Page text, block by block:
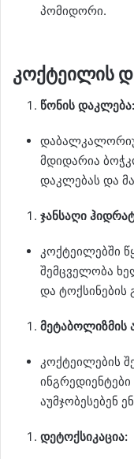
პომიდორი.
კოქტეილის
წონის დაკლება:
მდიდარია
დაკლებას და
ჯანსაღი
კოქტეილებში
შემცველობა
და ტოქსინების
მეტაბოლიზმის
კოქტეილების
აუმჯობესებენ
დეტოქსიკაცია: